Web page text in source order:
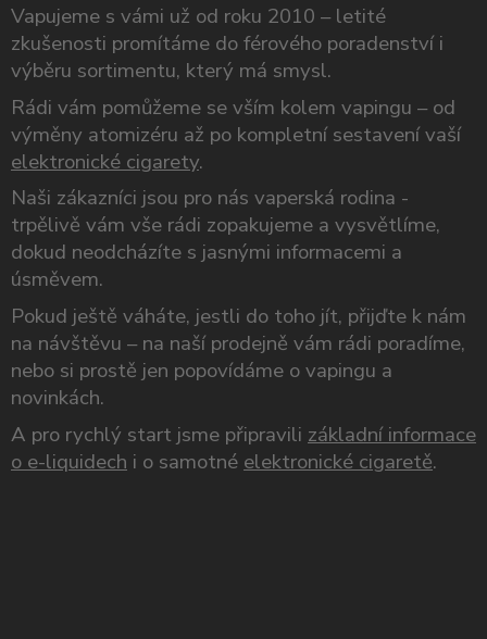
Vapujeme s vámi už od roku 2010 – letité
zkušenosti promítáme do férového poradenství i
výběru sortimentu, který má smysl.
Rádi vám pomůžeme se vším kolem vapingu – od
výměny atomizéru až po kompletní sestavení vaší
elektronické cigarety.
Naši zákazníci jsou pro nás vaperská rodina -
trpělivě vám vše rádi zopakujeme a vysvětlíme,
dokud neodcházíte s jasnými informacemi a
úsměvem.
Pokud ještě váháte, jestli do toho jít, přijďte k nám
na návštěvu – na naší prodejně vám rádi poradíme,
nebo si prostě jen popovídáme o vapingu a
novinkách.
A pro rychlý start jsme připravili základní informace
o e-liquidech i o samotné elektronické cigaretě.